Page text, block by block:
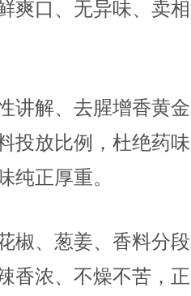
爽口、无异味、卖相
讲解、去腥增香黄金
投放比例，杜绝药味
纯正厚重。
椒、葱姜、香料分段
香浓、不燥不苦，正